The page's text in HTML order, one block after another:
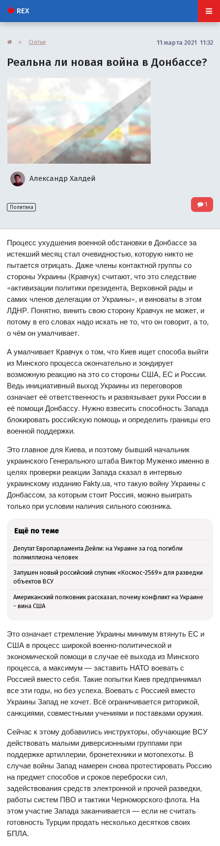
REX
» Статьи 11 марта 2021 11:32
Реальна ли новая война в Донбассе?
Александр Халдей
Политика 1
Процесс ухудшения военной обстановки в Донбассе за
истекший месяц стал очевидностью, которую никто не
пытается отрицать. Даже члены контактной группы со
стороны Украины (Кравчук) считают, что это следствие
«активизации политики президента, Верховной рады и
самих членов делегации от Украины», и виноваты в этом
ЛДНР. Понятно, винить свою сторону Кравчук не может, и
потому в его словах надо искать не то, что он говорит, а то,
о чём он умалчивает.
А умалчивает Кравчук о том, что Киев ищет способа выйти
из Минского процесса окончательно и зондирует
возможную реакцию на это со стороны США, ЕС и России.
Ведь инициативный выход Украины из переговоров
означает её ответственность и развязывает руки России в
её помощи Донбассу. Нужно взвесить способность Запада
блокировать российскую помощь и определить границы его
военной поддержки.
Это главное для Киева, и поэтому бывший начальник
украинского Генерального штаба Виктор Муженко именно в
целях проверки реакции Запада сказал в интервью
украинскому изданию Fakty.ua, что такую войну Украины с
Донбассом, за которым стоит Россия, можно выиграть
только при условии наличия сильного союзника.
Ещё по теме
Депутат Европарламента Дейли: на Украине за год погибли
полмиллиона человек
Запущен новый российский спутник «Космос-2569» для разведки
объектов ВСУ
Американский полковник рассказал, почему конфликт на Украине
- вина США
Это означает стремление Украины минимум втянуть ЕС и
США в процесс широкой военно-политической и
экономической помощи в случае её выхода из Минского
процесса, а максимум — заставить НАТО воевать с
Россией вместо себя. Такие попытки Киев предпринимал
все эти годы, но без успеха. Воевать с Россией вместо
Украины Запад не хочет. Всё ограничивается риторикой,
санкциями, совместными учениями и поставками оружия.
Сейчас к этому добавились инструкторы, обучающие ВСУ
действовать малыми диверсионными группами при
поддержке артиллерии, бронетехники и мотопехоты. В
случае войны Запад намерен снова протестировать Россию
на предмет способов и сроков переброски сил,
задействования средств электронной и прочей разведки,
работы систем ПВО и тактики Черноморского флота. На
этом участие Запада заканчивается — если не считать
готовность Турции продать несколько десятков своих
БПЛА.